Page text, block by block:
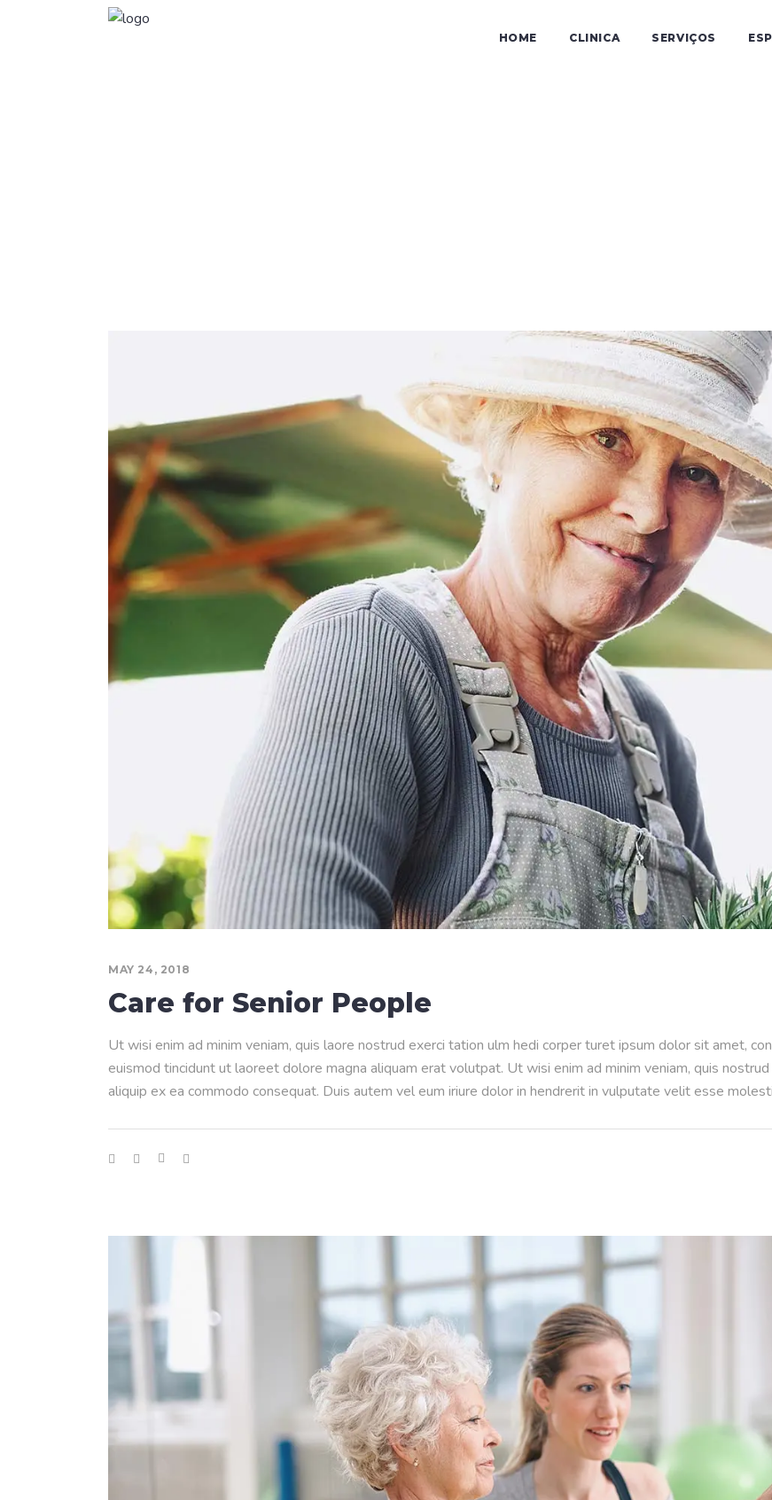
HOME CLINICA SERVIÇOS
MAY 24, 2018
Care for Senior People
Ut wisi enim ad minim veniam, quis laore nostrud exerci tation ulm hedi corper turet ipsum dolor sit amet,
euismod tincidunt ut laoreet dolore magna aliquam erat volutpat. Ut wisi enim ad minim veniam, quis
aliquip ex ea commodo consequat. Duis autem vel eum iriure dolor in hendrerit in vulputate velit esse